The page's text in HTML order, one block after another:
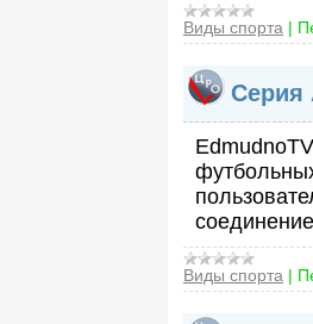
Виды спорта |
Серия
Виды спорта |